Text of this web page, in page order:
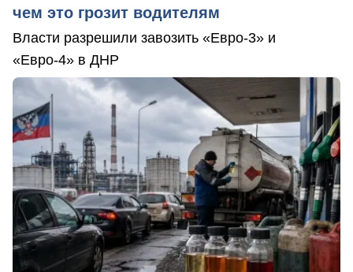
чем это грозит водителям
Власти разрешили завозить «Евро-3» и
«Евро-4» в ДНР